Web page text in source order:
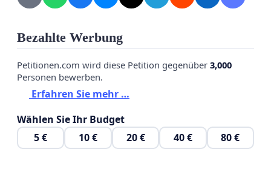
Bezahlte Werbung
Petitionen.com wird diese Petition gegenüber 3,000
Personen bewerben.
Erfahren Sie mehr …
Wählen Sie Ihr Budget
5 €
10 € 20 € 40 € 80 €